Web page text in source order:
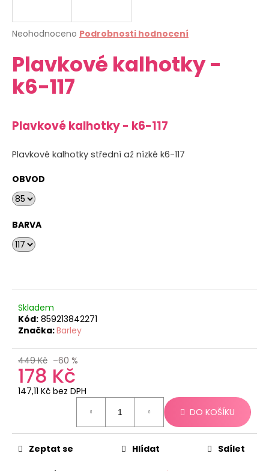
Průměrné
produktu
je
0,0
Neohodnoceno Podrobnosti hodnocení
Plavkové kalhotky -
k6-117
Plavkové kalhotky - k6-117
Plavkové kalhotky střední až nízké k6-117
OBVOD
BARVA
Skladem
Kód: 859213842271
Značka:Barley
449 Kč –60 %
178 Kč
147,11 Kč bez DPH
DO KOŠÍKU
Zeptat se Hlídat Sdílet
j
t
?
D
o
p
o
r
e
m
e